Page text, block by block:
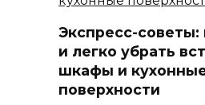
Экспресс-советы:
и легко убрать
шкафы и
поверхности